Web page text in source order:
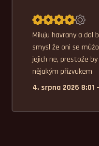
Průměrné
Miluju havrany a dal
smysl že oni se
jejich ne, prestoźe
nějakým přízvukem
4. srpna 2026 8:01